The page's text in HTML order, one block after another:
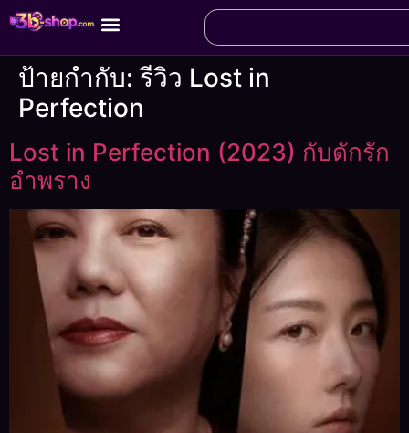
ป้ายกำกับ:รีวิว Lost in
Perfection
Lost in Perfection (2023) กับดักรัก
อำพราง